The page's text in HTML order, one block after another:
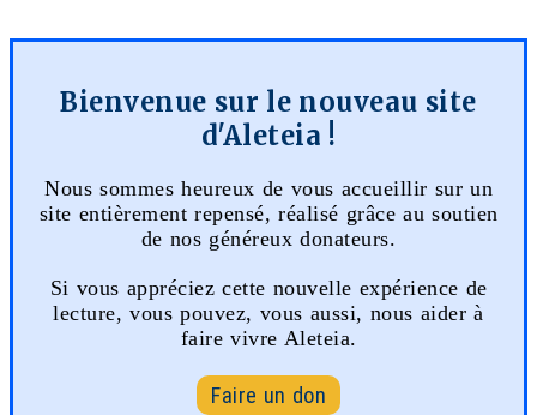
Bienvenue sur le nouveau site
d'Aleteia !
Nous sommes heureux de vous accueillir sur un
site entièrement repensé, réalisé grâce au soutien
de nos généreux donateurs.
Si vous appréciez cette nouvelle expérience de
lecture, vous pouvez, vous aussi, nous aider à
faire vivre Aleteia.
Faire un don